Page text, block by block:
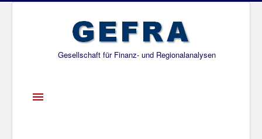
Gesellschaft für Finanz- und Regionalanalysen
Toggle